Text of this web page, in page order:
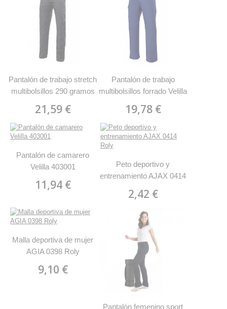
Pantalón de trabajo stretch
multibolsillos 290 gramos
21,59 €
Pantalón de trabajo
multibolsillos forrado Velilla
19,78 €
Pantalón de camarero
Velilla 403001
11,94 €
Peto deportivo y
entrenamiento AJAX 0414
2,42 €
Malla deportiva de mujer
AGIA 0398 Roly
9,10 €
Pantalón femenino sport